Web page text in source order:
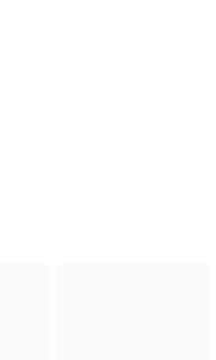
格者的亲身经历展开。节目